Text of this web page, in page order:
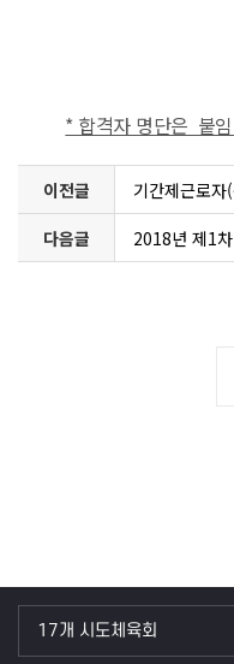
* 합격자 명단은 붙
이전글
기간제근로
다음글
2018년 제1
17개 시도체육회